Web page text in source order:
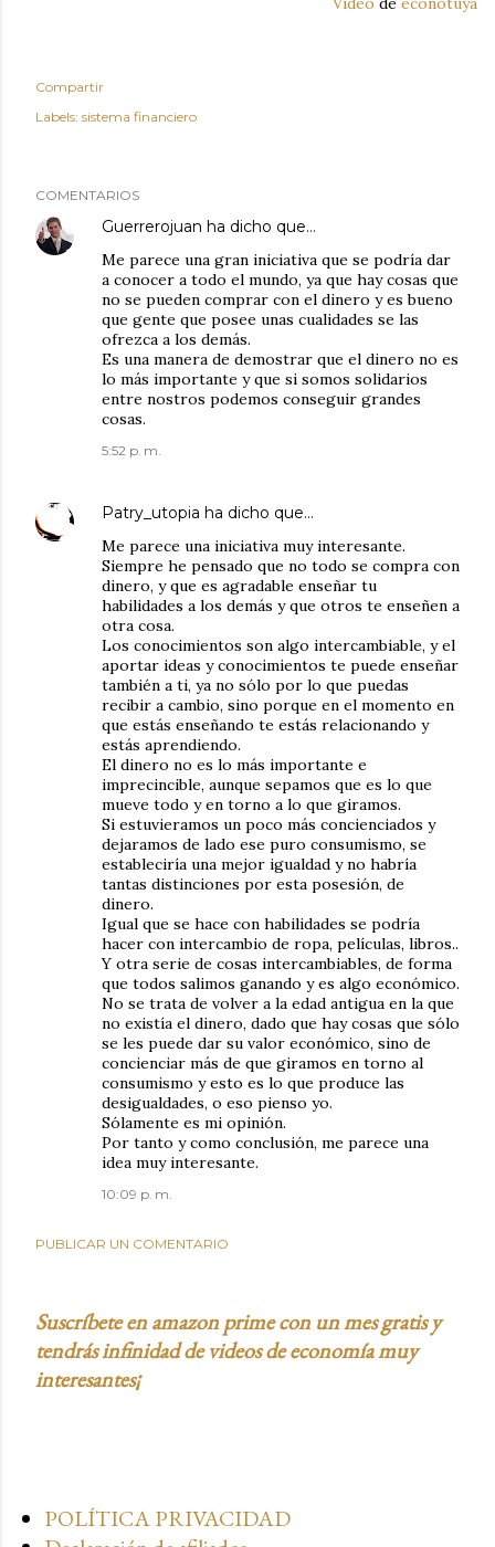
Compartir
Labels: sistema financiero
COMENTARIOS
Guerrerojuan ha dicho que…
Me parece una gran iniciativa que se podría dar
a conocer a todo el mundo, ya que hay cosas que
no se pueden comprar con el dinero y es bueno
que gente que posee unas cualidades se las
ofrezca a los demás.
Es una manera de demostrar que el dinero no es
lo más importante y que si somos solidarios
entre nostros podemos conseguir grandes
cosas.
5:52 p. m.
Patry_utopia ha dicho que…
Me parece una iniciativa muy interesante.
Siempre he pensado que no todo se compra con
dinero, y que es agradable enseñar tu
habilidades a los demás y que otros te enseñen a
otra cosa.
Los conocimientos son algo intercambiable, y el
aportar ideas y conocimientos te puede enseñar
también a ti, ya no sólo por lo que puedas
recibir a cambio, sino porque en el momento en
que estás enseñando te estás relacionando y
estás aprendiendo.
El dinero no es lo más importante e
imprecincible, aunque sepamos que es lo que
mueve todo y en torno a lo que giramos.
Si estuvieramos un poco más concienciados y
dejaramos de lado ese puro consumismo, se
estableciría una mejor igualdad y no habría
tantas distinciones por esta posesión, de
dinero.
Igual que se hace con habilidades se podría
hacer con intercambio de ropa, películas, libros..
Y otra serie de cosas intercambiables, de forma
que todos salimos ganando y es algo económico.
No se trata de volver a la edad antigua en la que
no existía el dinero, dado que hay cosas que sólo
se les puede dar su valor económico, sino de
concienciar más de que giramos en torno al
consumismo y esto es lo que produce las
desigualdades, o eso pienso yo.
Sólamente es mi opinión.
Por tanto y como conclusión, me parece una
idea muy interesante.
10:09 p. m.
PUBLICAR UN COMENTARIO
Suscríbete en amazon prime con un mes gratis y
tendrás infinidad de videos de economía muy
interesantes¡
POLÍTICA PRIVACIDAD